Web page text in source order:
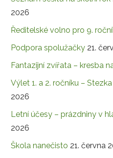
2026
Ředitelské volno pro 9.
Podpora spolužačky 21.
Fantazijní zvířata – kresba
Výlet 1. a 2. ročníku –
2026
Letní účesy – prázdniny v
2026
Škola nanečisto 21. června